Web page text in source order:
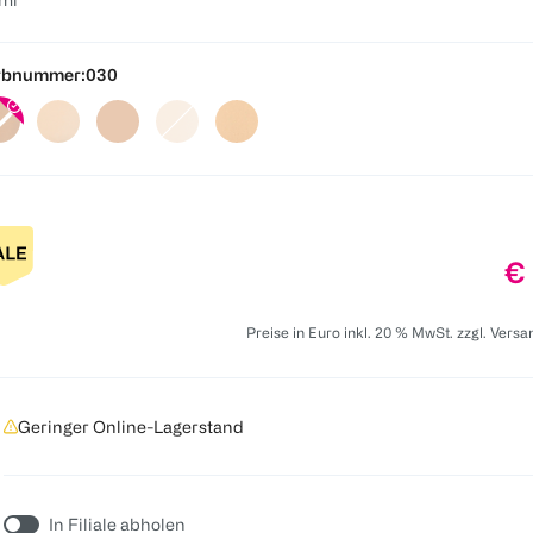
030
€
Preise in Euro inkl. 20 % MwSt. zzgl.
Geringer Online-Lagerstand
In Filiale abholen